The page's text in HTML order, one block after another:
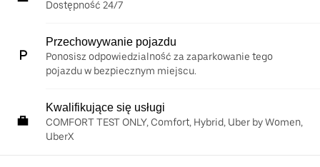
Dostępność 24/7
Przechowywanie pojazdu
Ponosisz odpowiedzialność za zaparkowanie tego
pojazdu w bezpiecznym miejscu.
Kwalifikujące się usługi
COMFORT TEST ONLY, Comfort, Hybrid, Uber by Women,
UberX